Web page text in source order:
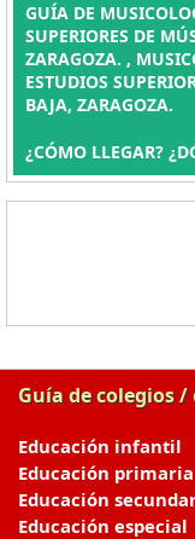
GUÍA DE
SUPERIORES DE
ZARAGOZA. ,
ESTUDIOS
BAJA, ZARAGOZA.
¿CÓMO LLEGAR?
Guía de colegios /
Educación infantil
Educación primaria
Educación
Educación especial